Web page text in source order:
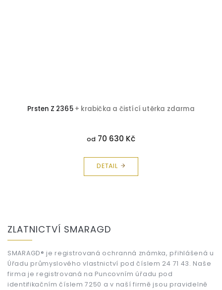
Prsten Z 2365 + krabička a čistící utěrka zdarma
od 70 630 Kč
DETAIL
ZLATNICTVÍ SMARAGD
SMARAGD® je registrovaná ochranná známka, přihlášená u
Úřadu průmyslového vlastnictví pod číslem 24 71 43. Naše
firma je registrovaná na Puncovním úřadu pod
identifikačním číslem 7250 a v naší firmě jsou pravidelně